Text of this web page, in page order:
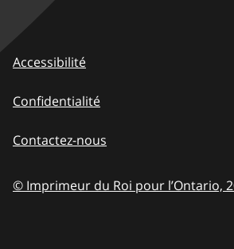
Accessibilité
Confidentialité
Contactez-nous
© Imprimeur du Roi pour l’Ontario,